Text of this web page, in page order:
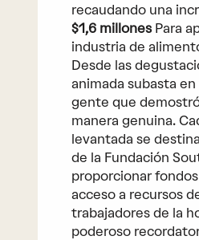
recaudando una
$1,6 millonesPara
industria de
Desde las
animada subasta
gente que
manera genuina.
levantada se
de la Fundación
proporcionar
acceso a recursos
trabajadores de la
poderoso